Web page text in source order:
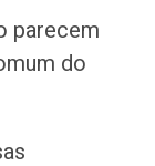
parecem
do